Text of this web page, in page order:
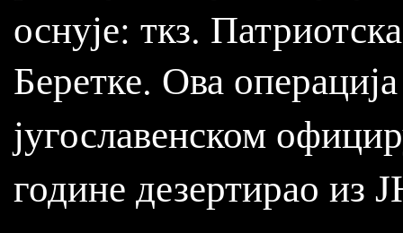
оснује: ткз.
Беретке. Ова
југославенском
године дезертирао из